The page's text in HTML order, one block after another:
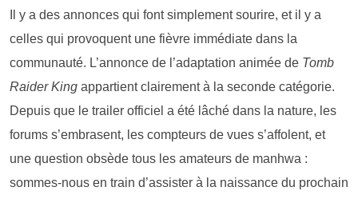
Il y a des annonces qui font simplement sourire, et il y a
celles qui provoquent une fièvre immédiate dans la
communauté. L’annonce de l’adaptation animée de Tomb
Raider King appartient clairement à la seconde catégorie.
Depuis que le trailer officiel a été lâché dans la nature, les
forums s’embrasent, les compteurs de vues s’affolent, et
une question obsède tous les amateurs de manhwa :
sommes-nous en train d’assister à la naissance du prochain